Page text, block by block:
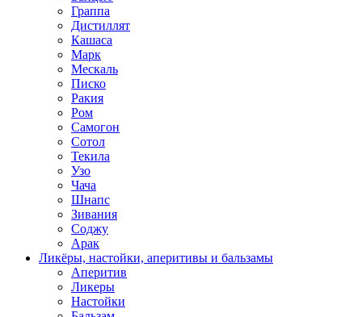
Граппа
Дистиллят
Кашаса
Марк
Мескаль
Писко
Ракия
Ром
Самогон
Сотол
Текила
Узо
Чача
Шнапс
Зивания
Соджу
Арак
Ликёры, настойки, аперитивы и бальзамы
Аперитив
Ликеры
Настойки